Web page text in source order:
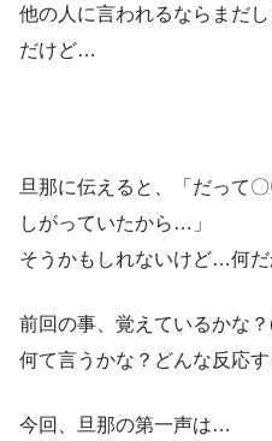
他の人に言われるならまだ
だけど…
旦那に伝えると、「だって
しがっていたから…」
そうかもしれないけど…何
前回の事、覚えているかな
何て言うかな？どんな反応
今回、旦那の第一声は…